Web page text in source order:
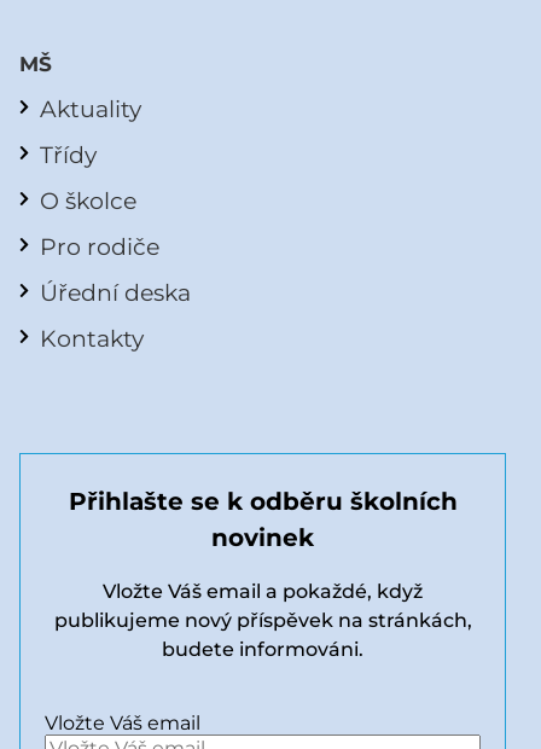
MŠ
Aktuality
Třídy
O školce
Pro rodiče
Úřední deska
Kontakty
Přihlašte se k odběru školních
novinek
Vložte Váš email a pokaždé, když
publikujeme nový příspěvek na stránkách,
budete informováni.
Vložte Váš email